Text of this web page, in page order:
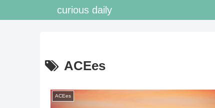
curious daily
ACEes
ACEes